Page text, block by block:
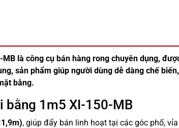
là công cụ bán hàng rong chuyên dụng,
sản phẩm giúp người dùng dễ dàng chế
bằng.
bằng 1m5 XI-150-MB
, giúp đẩy bán linh hoạt tại các góc phố, vỉa